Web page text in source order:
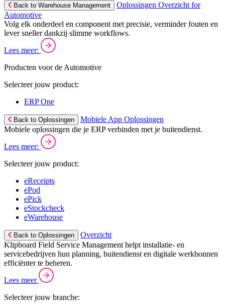
Back to Warehouse Management
Oplossingen Overzicht for
Automotive
Volg elk onderdeel en component met precisie, verminder fouten en
lever sneller dankzij slimme workflows.
Lees meer:
Producten voor de Automotive
Selecteer jouw product:
ERP One
Back to Oplossingen
Mobiele App Oplossingen
Mobiele oplossingen die je ERP verbinden met je buitendienst.
Lees meer:
Selecteer jouw product:
eReceipts
ePod
ePick
eStockcheck
eWarehouse
Back to Oplossingen
Overzicht
Klipboard Field Service Management helpt installatie- en
servicebedrijven hun planning, buitendienst en digitale werkbonnen
efficiënter te beheren.
Lees meer
Selecteer jouw branche: